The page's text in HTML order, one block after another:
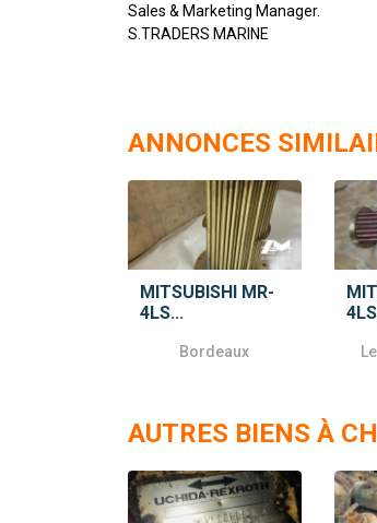
Sales & Marketing Manager.
S.TRADERS MARINE
ANNONCES
MITSUBISHI MR-
4LS...
Bordeaux
AUTRES BIENS À